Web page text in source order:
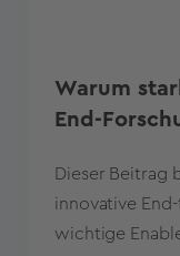
Warum
End-
Dieser Beitrag
innovative
wichtige